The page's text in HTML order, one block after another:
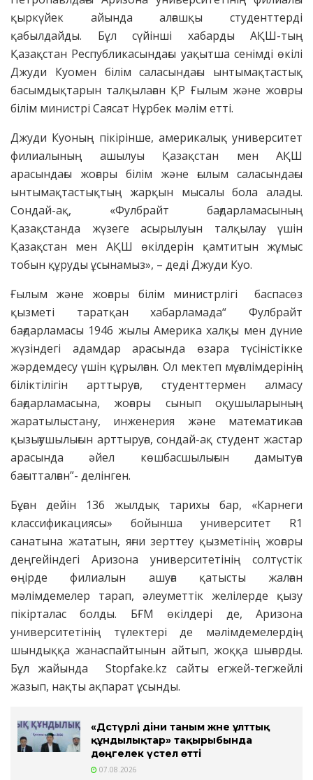
қыркүйек айында алғашқы студенттерді
қабылдайды. Бұл сүйінші хабарды АҚШ-тың
Қазақстан Республикасындағы уақытша сенімді өкілі
Джуди Куомен білім саласындағы ынтымақтастық
басымдықтарын талқылаған ҚР Ғылым және жоғары
білім министрі Саясат Нұрбек мәлім етті.
Джуди Куоның пікірінше, америкалық университет
филиалының ашылуы Қазақстан мен АҚШ
арасындағы жоғары білім және ғылым саласындағы
ынтымақтастықтың жарқын мысалы бола алады.
Сондай-ақ, «Фулбрайт бағдарламасының
Қазақстанда жүзеге асырылуын талқылау үшін
Қазақстан мен АҚШ өкілдерін қамтитын жұмыс
тобын құруды ұсынамыз», – деді Джуди Куо.
Ғылым және жоғары білім министрлігі баспасөз
қызметі таратқан хабарламада“ Фулбрайт
бағдарламасы 1946 жылы Америка халқы мен дүние
жүзіндегі адамдар арасында өзара түсіністікке
жәрдемдесу үшін құрылған. Ол мектеп мұғалімдерінің
біліктілігін арттыруға, студенттермен алмасу
бағдарламасына, жоғары сынып оқушыларының
жаратылыстану, инженерия және математикаға
қызығушылығын арттыруға, сондай-ақ студент жастар
арасында әйел көшбасшылығын дамытуға
бағытталған”- делінген.
Бұған дейін 136 жылдық тарихы бар, «Карнеги
классификациясы» бойынша университет R1
санатына жататын, яғни зерттеу қызметінің жоғары
деңгейіндегі Аризона университетінің солтүстік
өңірде филиалын ашуға қатысты жалған
мәлімдемелер тарап, әлеуметтік желілерде қызу
пікірталас болды. БҒМ өкілдері де, Аризона
университетінің түлектері де мәлімдемелердің
шындыққа жанаспайтынын айтып, жоққа шығарды.
Бұл жайында Stopfake.kz сайты егжей-тегжейлі
жазып, нақты ақпарат ұсынды.
«Дәстүрлі діни таным және ұлттық
құндылықтар» тақырыбында
дөңгелек үстел өтті
07.08.2026